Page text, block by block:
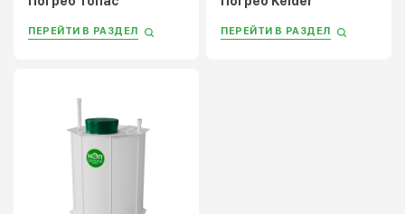
ПЕРЕЙТИ В РАЗДЕЛ ПЕРЕЙТИ В РАЗДЕЛ